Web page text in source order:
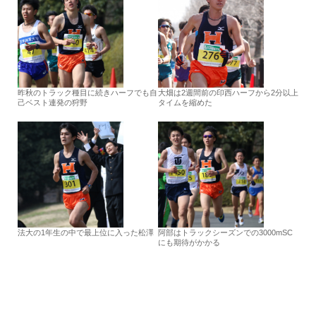
昨秋のトラック種目に続きハーフでも自
己ベスト連発の狩野
大畑は2週間前の印西ハーフから2分以上
タイムを縮めた
法大の1年生の中で最上位に入った松澤 阿部はトラックシーズンでの3000mSC
にも期待がかかる